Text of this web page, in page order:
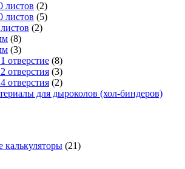
листов (2)
листов (5)
(2)
(8)
(3)
отверстие (8)
отверстия (3)
отверстия (2)
для дыроколов (хол-биндеров)
калькуляторы (21)